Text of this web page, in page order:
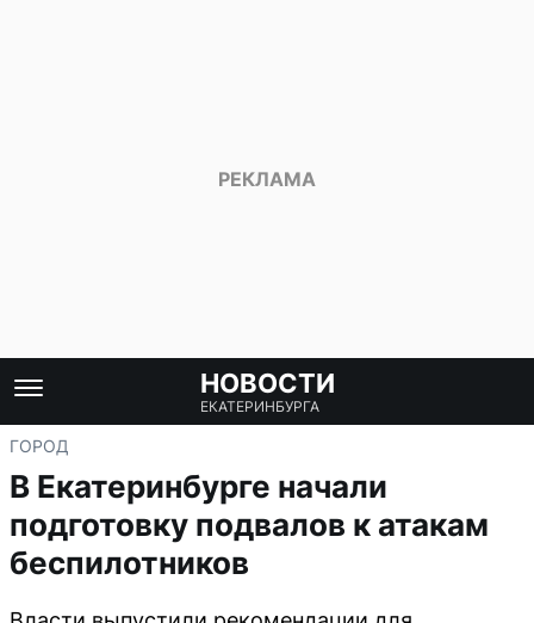
НОВОСТИ
ЕКАТЕРИНБУРГА
ГОРОД
В Екатеринбурге начали
подготовку подвалов к атакам
беспилотников